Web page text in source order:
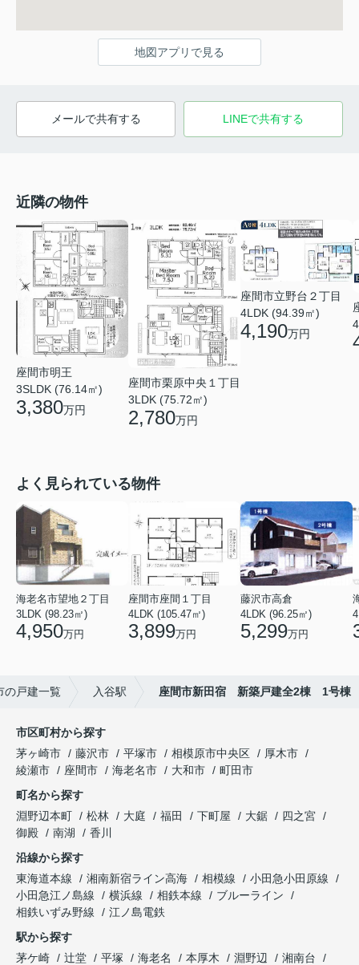
地図アプリで見る
メールで共有する LINEで共有する
近隣の物件
座間市明王
3SLDK (76.14㎡)
3,380万円
座間市栗原中央１丁目
3LDK (75.72㎡)
2,780万円
座間市立野台２丁目
4LDK (94.39㎡)
4,190万円
よく見られている物件
海老名市望地２丁目
3LDK (98.23㎡)
4,950万円
座間市座間１丁目
4LDK (105.47㎡)
3,899万円
藤沢市高倉
4LDK (96.25㎡)
5,299万円
の戸建一覧 入谷駅 座間市新田宿 新築戸建全2棟 1号棟
市区町村から探す
茅ヶ崎市
藤沢市 平塚市 相模原市中央区
厚木市
綾瀬市
座間市 海老名市 大和市
町田市
町名から探す
淵野辺本町
松林 大庭 福田 下町屋 大鋸
四之宮
御殿
南湖
香川
沿線から探す
東海道本線
湘南新宿ライン高海 相模線
小田急小田原線
小田急江ノ島線
横浜線 相鉄本線
ブルーライン
相鉄いずみ野線
江ノ島電鉄
駅から探す
茅ケ崎
辻堂 平塚 海老名 本厚木 淵野辺
湘南台